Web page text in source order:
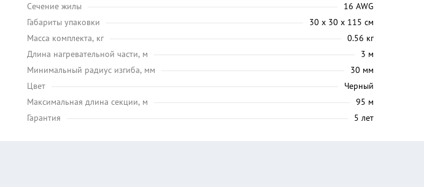
Сечение жилы
16 AWG
Габариты упаковки
30 х 30 х 115 см
Масса комплекта, кг
0.56 кг
Длина нагревательной части, м
3 м
Минимальный радиус изгиба, мм
30 мм
Цвет
Черный
Максимальная длина секции, м
95 м
Гарантия
5 лет